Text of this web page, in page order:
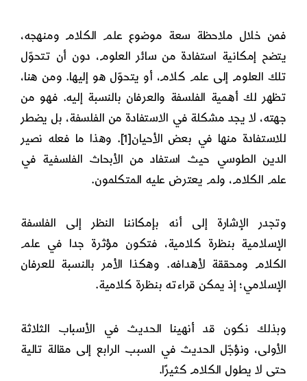
فمن خلال ملاحظة سعة موضوع علم الكلام ومنهجه،
يتضح إمكانية استفادة من سائر العلوم، دون أن تتحوّل
تلك العلوم إلى علم كلام، أو يتحوّل هو إليها. ومن هنا،
تظهر لك أهمية الفلسفة والعرفان بالنسبة إليه. فهو من
جهته، لا يجد مشكلة في الاستفادة من الفلسفة، بل يضطر
للاستفادة منها في بعض الأحيان[1] . وهذا ما فعله نصير
الدين الطوسي حيث استفاد من الأبحاث الفلسفية في
علم الكلام، ولم يعترض عليه المتكلمون.
وتجدر الإشارة إلى أنه بإمكاننا النظر إلى الفلسفة
الإسلامية بنظرة كلامية، فتكون مؤثرة جدا في علم
الكلام ومحققة لأهدافه. وهكذا الأمر بالنسبة للعرفان
الإسلامي؛ إذ يمكن قراءته بنظرة كلامية.
وبذلك نكون قد أنهينا الحديث في الأسباب الثلاثة
الأولى، ونؤجّل الحديث في السبب الرابع إلى مقالة تالية
حتى لا يطول الكلام كثيرًا.